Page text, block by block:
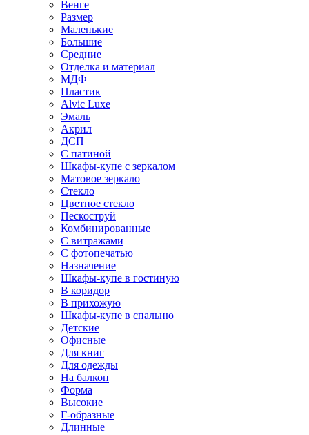
Венге
Размер
Маленькие
Большие
Средние
Отделка и материал
МДФ
Пластик
Alvic Luxe
Эмаль
Акрил
ДСП
С патиной
Шкафы-купе с зеркалом
Матовое зеркало
Стекло
Цветное стекло
Пескоструй
Комбинированные
С витражами
С фотопечатью
Назначение
Шкафы-купе в гостиную
В коридор
В прихожую
Шкафы-купе в спальню
Детские
Офисные
Для книг
Для одежды
На балкон
Форма
Высокие
Г-образные
Длинные